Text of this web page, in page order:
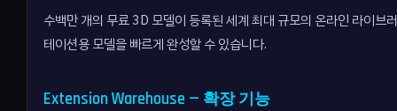
수백만 개의 무료 3D 모델이 등록된 세계 최대 규모의 온라인 라이브
테이션용 모델을 빠르게 완성할 수 있습니다.
Extension Warehouse — 확장 기능